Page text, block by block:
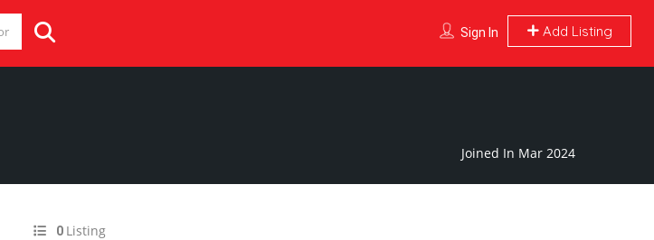
Sign In Add Listing
Joined In Mar 2024
0 Listing